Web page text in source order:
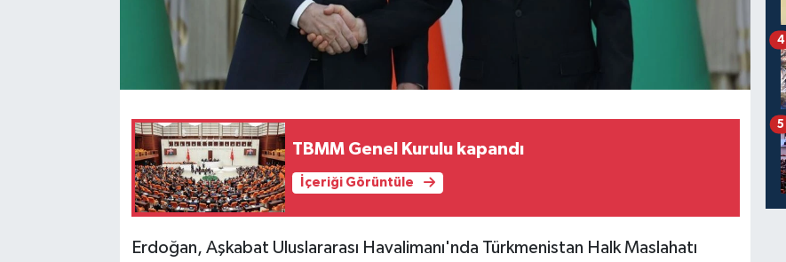
TBMM Genel Kurulu kapandı
İçeriği Görüntüle
Erdoğan, Aşkabat Uluslararası Havalimanı'nda Türkmenistan Halk Maslahatı
4
5